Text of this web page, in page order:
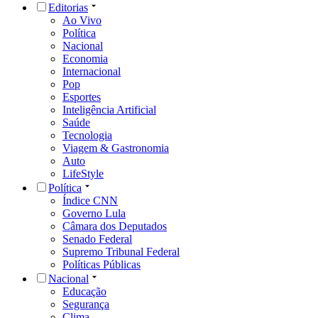
Editorias
Ao Vivo
Política
Nacional
Economia
Internacional
Pop
Esportes
Inteligência Artificial
Saúde
Tecnologia
Viagem & Gastronomia
Auto
LifeStyle
Política
Índice CNN
Governo Lula
Câmara dos Deputados
Senado Federal
Supremo Tribunal Federal
Políticas Públicas
Nacional
Educação
Segurança